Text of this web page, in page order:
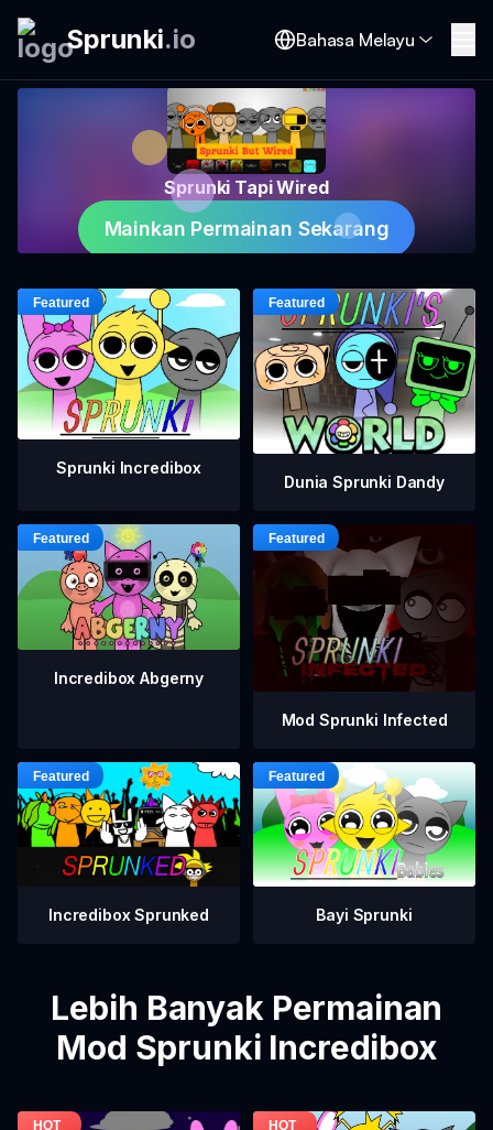
Sprunki.io Bahasa Melayu
Sprunki Tapi Wired
Mainkan Permainan Sekarang
Sprunki Incredibox
Dunia Sprunki Dandy
Incredibox Abgerny
Mod Sprunki Infected
Incredibox Sprunked Bayi Sprunki
Lebih Banyak Permainan
Mod Sprunki Incredibox